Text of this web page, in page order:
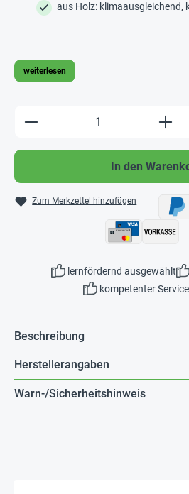
aus Holz: klimaausgleichend,
weiterlesen
Produkt Anzahl: Gib
In den
Zum Merkzettel hinzufügen
lernfördernd ausgewählt
kompetenter
Beschreibung
Herstellerangaben
Warn-/Sicherheitshinweis